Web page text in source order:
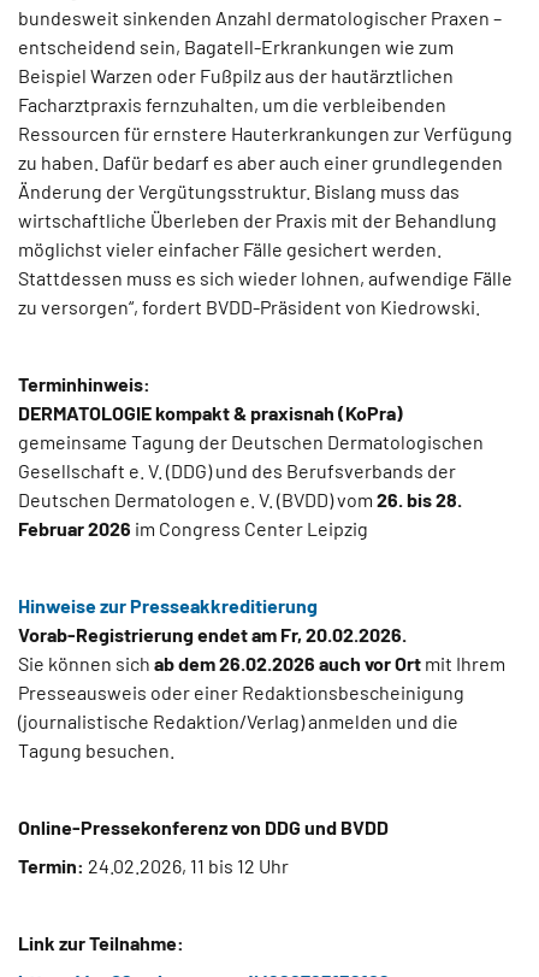
bundesweit sinkenden Anzahl dermatologischer Praxen –
entscheidend sein, Bagatell-Erkrankungen wie zum
Beispiel Warzen oder Fußpilz aus der hautärztlichen
Facharztpraxis fernzuhalten, um die verbleibenden
Ressourcen für ernstere Hauterkrankungen zur Verfügung
zu haben. Dafür bedarf es aber auch einer grundlegenden
Änderung der Vergütungsstruktur. Bislang muss das
wirtschaftliche Überleben der Praxis mit der Behandlung
möglichst vieler einfacher Fälle gesichert werden.
Stattdessen muss es sich wieder lohnen, aufwendige Fälle
zu versorgen“, fordert BVDD-Präsident von Kiedrowski.
Terminhinweis:
DERMATOLOGIE kompakt & praxisnah (KoPra)
gemeinsame Tagung der Deutschen Dermatologischen
Gesellschaft e. V. (DDG) und des Berufsverbands der
Deutschen Dermatologen e. V. (BVDD) vom 26. bis 28.
Februar 2026 im Congress Center Leipzig
Hinweise zur Presseakkreditierung
Vorab-Registrierung endet am Fr, 20.02.2026.
Sie können sich ab dem 26.02.2026 auch vor Ort mit Ihrem
Presseausweis oder einer Redaktionsbescheinigung
(journalistische Redaktion/Verlag) anmelden und die
Tagung besuchen.
Online-Pressekonferenz von DDG und BVDD
Termin: 24.02.2026, 11 bis 12 Uhr
Link zur Teilnahme: